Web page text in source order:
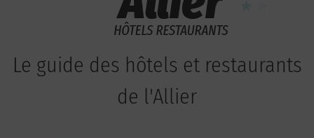
Le guide des hôtels et restaurants
de l'Allier